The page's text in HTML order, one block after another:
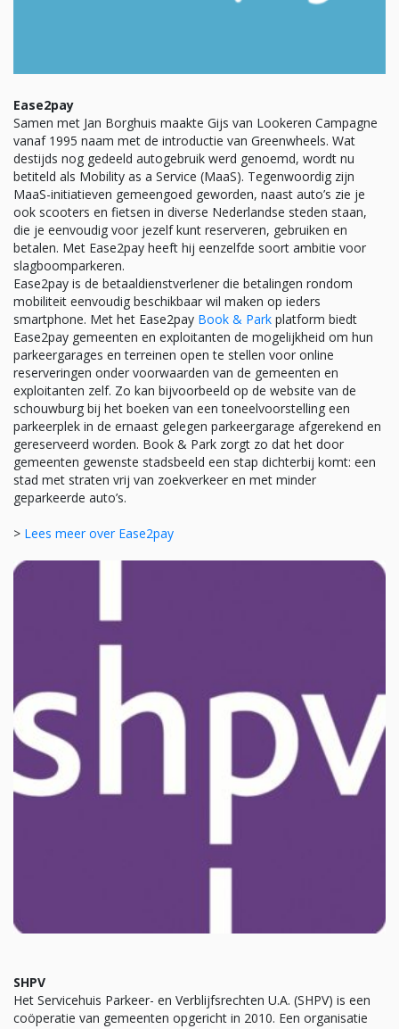
Ease2pay
Samen met Jan Borghuis maakte Gijs van Lookeren Campagne
vanaf 1995 naam met de introductie van Greenwheels. Wat
destijds nog gedeeld autogebruik werd genoemd, wordt nu
betiteld als Mobility as a Service (MaaS). Tegenwoordig zijn
MaaS-initiatieven gemeengoed geworden, naast auto’s zie je
ook scooters en fietsen in diverse Nederlandse steden staan,
die je eenvoudig voor jezelf kunt reserveren, gebruiken en
betalen. Met Ease2pay heeft hij eenzelfde soort ambitie voor
slagboomparkeren.
Ease2pay is de betaaldienstverlener die betalingen rondom
mobiliteit eenvoudig beschikbaar wil maken op ieders
smartphone. Met het Ease2pay Book & Park platform biedt
Ease2pay gemeenten en exploitanten de mogelijkheid om hun
parkeergarages en terreinen open te stellen voor online
reserveringen onder voorwaarden van de gemeenten en
exploitanten zelf. Zo kan bijvoorbeeld op de website van de
schouwburg bij het boeken van een toneelvoorstelling een
parkeerplek in de ernaast gelegen parkeergarage afgerekend en
gereserveerd worden. Book & Park zorgt zo dat het door
gemeenten gewenste stadsbeeld een stap dichterbij komt: een
stad met straten vrij van zoekverkeer en met minder
geparkeerde auto’s.
> Lees meer over Ease2pay
SHPV
Het Servicehuis Parkeer- en Verblijfsrechten U.A. (SHPV) is een
coöperatie van gemeenten opgericht in 2010. Een organisatie